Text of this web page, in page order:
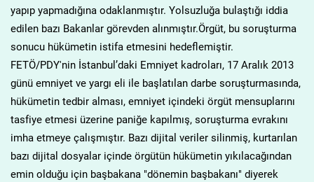
yapıp yapmadığına odaklanmıştır. Yolsuzluğa bulaştığı iddia
edilen bazı Bakanlar görevden alınmıştır.Örgüt, bu soruşturma
sonucu hükümetin istifa etmesini hedeflemiştir.
FETÖ/PDY'nin İstanbul’daki Emniyet kadroları, 17 Aralık 2013
günü emniyet ve yargı eli ile başlatılan darbe soruşturmasında,
hükümetin tedbir alması, emniyet içindeki örgüt mensuplarını
tasfiye etmesi üzerine paniğe kapılmış, soruşturma evrakını
imha etmeye çalışmıştır. Bazı dijital veriler silinmiş, kurtarılan
bazı dijital dosyalar içinde örgütün hükümetin yıkılacağından
emin olduğu için başbakana "dönemin başbakanı" diyerek